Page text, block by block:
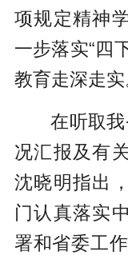
项规定精神
一步落实“四
教育走深走实
在听取
况汇报及有
沈晓明指出
门认真落实
署和省委工